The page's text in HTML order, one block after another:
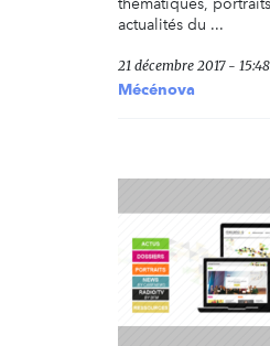
actualités du ...
21 décembre 2017 - 15:48
Mécénova